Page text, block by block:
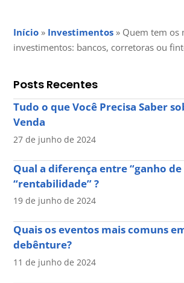
Início » Investimentos » Quem tem os
investimentos: bancos, corretoras ou
Posts Recentes
Tudo o que Você Precisa Saber
Venda
27 de junho de 2024
Qual a diferença entre “ganho
“rentabilidade” ?
19 de junho de 2024
Quais os eventos mais comuns
debênture?
11 de junho de 2024